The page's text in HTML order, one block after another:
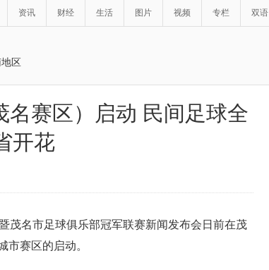
资讯 财经 生活 图片 视频 专栏 双语
区
名赛区）启动 民间足球全
开花
茂名市足球俱乐部冠军联赛新闻发布会日前在茂
市赛区的启动。